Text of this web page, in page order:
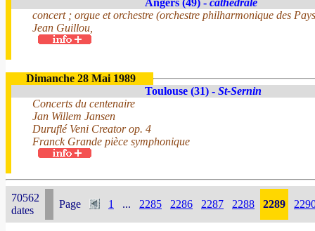
Angers (49) - cathédrale
concert ; orgue et orchestre (orchestre philharmonique des
Jean Guillou,
Dimanche 28 Mai 1989
Toulouse (31) - St-Sernin
Concerts du centenaire
Jan Willem Jansen
Duruflé Veni Creator op. 4
Franck Grande pièce symphonique
70562
dates
Page 1 ... 2285 2286 2287 2288 2289